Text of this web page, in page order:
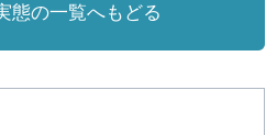
態の一覧へもどる